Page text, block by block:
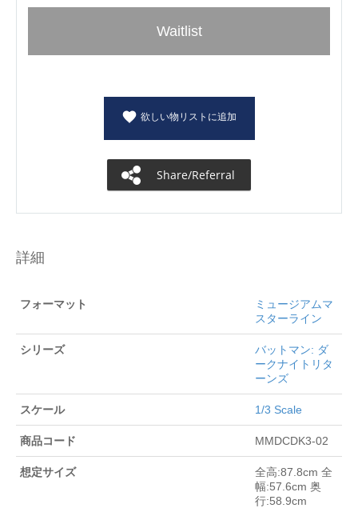
Waitlist
欲しい物リストに追加
Share/Referral
詳細
フォーマット
ミュージアムマ
スターライン
シリーズ
バットマン: ダ
ークナイトリタ
ーンズ
スケール 1/3 Scale
商品コード MMDCDK3-02
想定サイズ
全高:87.8cm 全
幅:57.6cm 奥
行:58.9cm